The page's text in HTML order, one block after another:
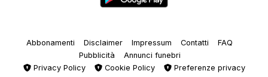
Abbonamenti Disclaimer Impressum Contatti
FAQ
Pubblicità
Annunci funebri
Privacy Policy
Cookie Policy Preferenze privacy